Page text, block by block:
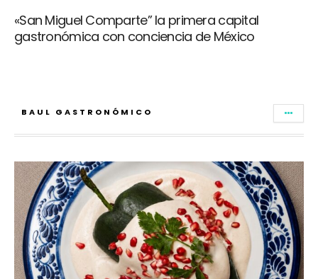
«San Miguel Comparte” la primera capital
gastronómica con conciencia de México
BAUL GASTRONÓMICO